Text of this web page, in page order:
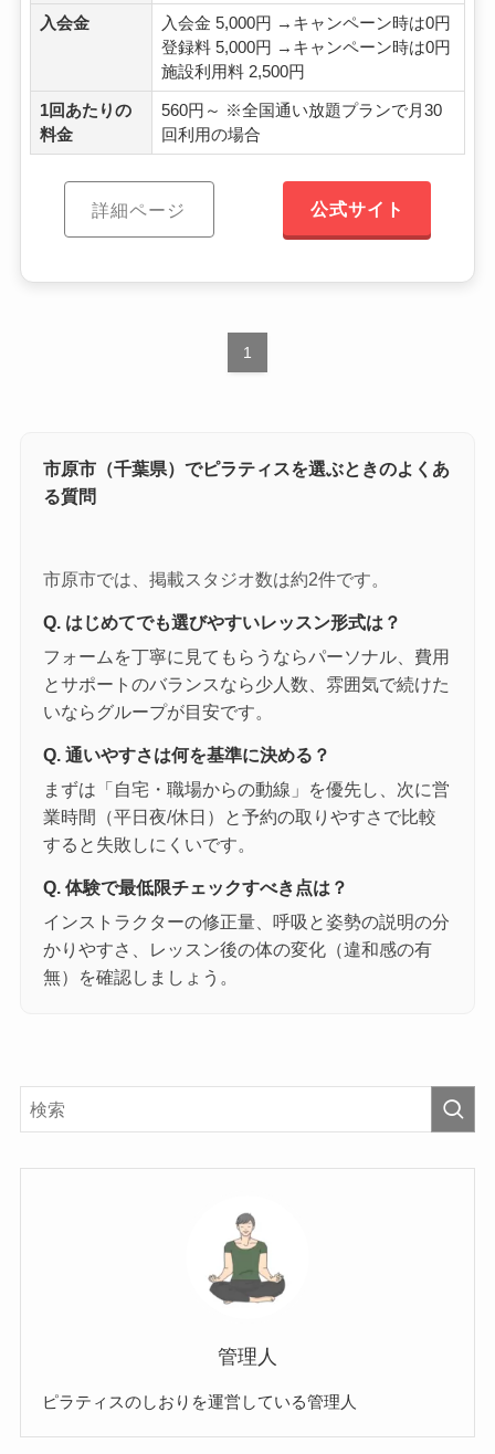
入会金
入会金 5,000円 →キャンペーン時は0円
登録料 5,000円 →キャンペーン時は0円
施設利用料 2,500円
1回あたりの
料金
560円～ ※全国通い放題プランで月30
回利用の場合
詳細ページ 公式サイト
1
市原市（千葉県）でピラティスを選ぶときのよくあ
る質問
市原市では、掲載スタジオ数は約2件です。
Q. はじめてでも選びやすいレッスン形式は？
フォームを丁寧に見てもらうならパーソナル、費用
とサポートのバランスなら少人数、雰囲気で続けた
いならグループが目安です。
Q. 通いやすさは何を基準に決める？
まずは「自宅・職場からの動線」を優先し、次に営
業時間（平日夜/休日）と予約の取りやすさで比較
すると失敗しにくいです。
Q. 体験で最低限チェックすべき点は？
インストラクターの修正量、呼吸と姿勢の説明の分
かりやすさ、レッスン後の体の変化（違和感の有
無）を確認しましょう。
管理人
ピラティスのしおりを運営している管理人